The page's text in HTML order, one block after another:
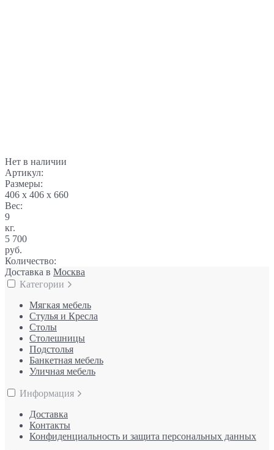
Нет в наличии
Артикул:
Размеры:
406 x 406 x 660
Вес:
9
кг.
5 700
руб.
Количество:
Доставка в Москва
Категории
Мягкая мебель
Стулья и Кресла
Столы
Столешницы
Подстолья
Банкетная мебель
Уличная мебель
Информация
Доставка
Контакты
Конфиденциальность и защита персональных данных